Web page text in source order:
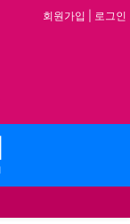
회원가입 로그인